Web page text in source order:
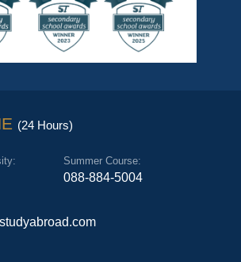
(24 Hours)
Summer Course:
088-884-5004